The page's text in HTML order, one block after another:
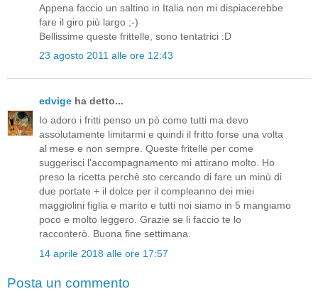
Appena faccio un saltino in Italia non mi dispiacerebbe
fare il giro più largo ;-)
Bellissime queste frittelle, sono tentatrici :D
23 agosto 2011 alle ore 12:43
edvige ha detto...
Io adoro i fritti penso un pò come tutti ma devo
assolutamente limitarmi e quindi il fritto forse una volta
al mese e non sempre. Queste fritelle per come
suggerisci l'accompagnamento mi attirano molto. Ho
preso la ricetta perchè sto cercando di fare un minù di
due portate + il dolce per il compleanno dei miei
maggiolini figlia e marito e tutti noi siamo in 5 mangiamo
poco e molto leggero. Grazie se li faccio te lo
racconterò. Buona fine settimana.
14 aprile 2018 alle ore 17:57
Posta un commento